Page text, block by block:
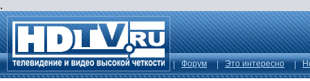
.
Форум Это интересно